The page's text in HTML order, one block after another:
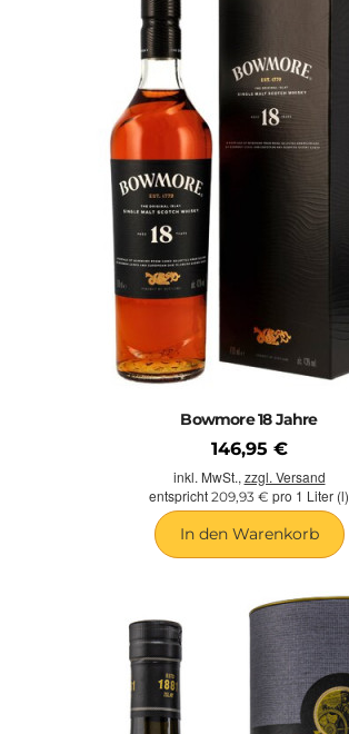
Bowmore 18 Jahre
146,95 €
inkl. MwSt., zzgl. Versand
entspricht 209,93 € pro 1 Liter (l)
In den Warenkorb